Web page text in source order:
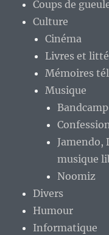
Coups de
Culture
Cinéma
Livres et
Mémoires
Musique
Jamendo,
musique
Noomiz
Divers
Humour
Informatique